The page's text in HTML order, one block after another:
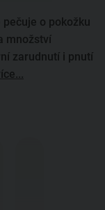
o pokožku
množství
zarudnutí i pnutí